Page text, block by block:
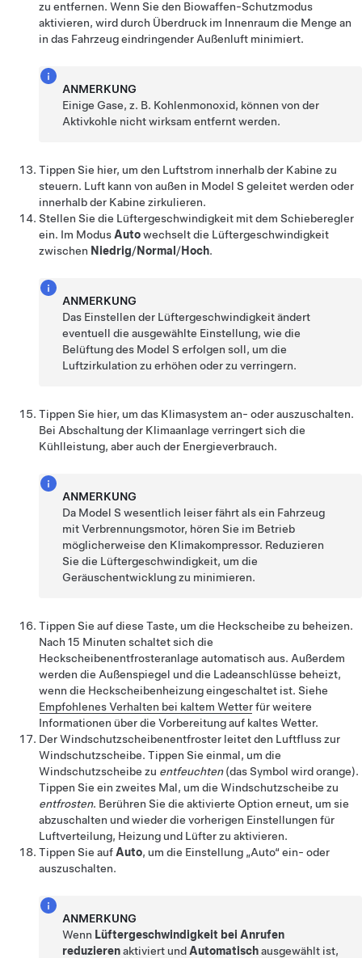
zu entfernen. Wenn Sie den Biowaffen-Schutzmodus
aktivieren, wird durch Überdruck im Innenraum die Menge an
in das Fahrzeug eindringender Außenluft minimiert.
ANMERKUNG
Einige Gase, z. B. Kohlenmonoxid, können von der
Aktivkohle nicht wirksam entfernt werden.
Tippen Sie hier, um den Luftstrom innerhalb der Kabine zu
steuern. Luft kann von außen in Model S geleitet werden oder
innerhalb der Kabine zirkulieren.
Stellen Sie die Lüftergeschwindigkeit mit dem Schieberegler
ein. Im Modus Autowechselt die Lüftergeschwindigkeit
zwischen Niedrig/Normal /Hoch.
ANMERKUNG
Das Einstellen der Lüftergeschwindigkeit ändert
eventuell die ausgewählte Einstellung, wie die
Belüftung des Model S erfolgen soll, um die
Luftzirkulation zu erhöhen oder zu verringern.
Tippen Sie hier, um das Klimasystem an- oder auszuschalten.
Bei Abschaltung der Klimaanlage verringert sich die
Kühlleistung, aber auch der Energieverbrauch.
ANMERKUNG
Da Model S wesentlich leiser fährt als ein Fahrzeug
mit Verbrennungsmotor, hören Sie im Betrieb
möglicherweise den Klimakompressor. Reduzieren
Sie die Lüftergeschwindigkeit, um die
Geräuschentwicklung zu minimieren.
Tippen Sie auf diese Taste, um die Heckscheibe zu beheizen.
Nach 15 Minuten schaltet sich die
Heckscheibenentfrosteranlage automatisch aus. Außerdem
werden die Außenspiegel und die Ladeanschlüsse beheizt,
wenn die Heckscheibenheizung eingeschaltet ist. Siehe
Empfohlenes Verhalten bei kaltem Wetterfür weitere
Informationen über die Vorbereitung auf kaltes Wetter.
Der Windschutzscheibenentfroster leitet den Luftfluss zur
Windschutzscheibe. Tippen Sie einmal, um die
Windschutzscheibe zu entfeuchten(das Symbol wird orange).
Tippen Sie ein zweites Mal, um die Windschutzscheibe zu
entfrosten. Berühren Sie die aktivierte Option erneut, um sie
abzuschalten und wieder die vorherigen Einstellungen für
Luftverteilung, Heizung und Lüfter zu aktivieren.
Tippen Sie auf Auto, um die Einstellung „Auto“ ein- oder
auszuschalten.
ANMERKUNG
Wenn Lüftergeschwindigkeit bei Anrufen
reduzierenaktiviert und Automatischausgewählt ist,